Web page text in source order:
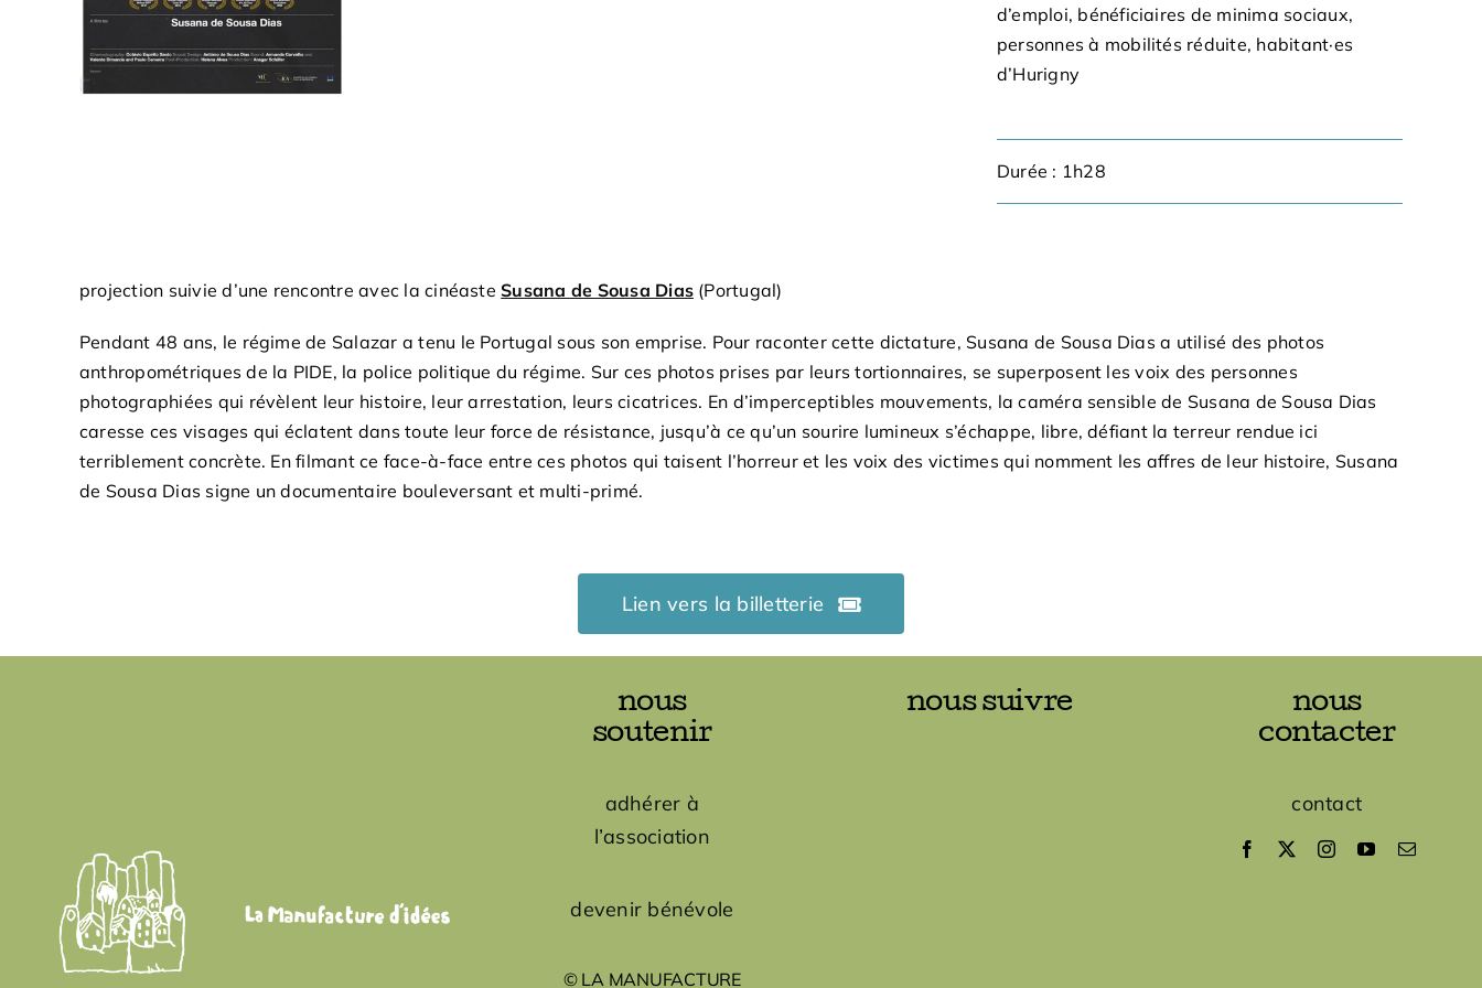
d’emploi, bénéficiaires de minima sociaux,
personnes à mobilités réduite, habitant·es
d’Hurigny
Durée : 1h28
projection suivie d’une rencontre avec la cinéasteSusana de Sousa Dias (Portugal)
Pendant 48 ans, le régime de Salazar a tenu le Portugal sous son emprise. Pour raconter cette dictature, Susana de Sousa Dias a utilisé des photos
anthropométriques de la PIDE, la police politique du régime. Sur ces photos prises par leurs tortionnaires, se superposent les voix des personnes
photographiées qui révèlent leur histoire, leur arrestation, leurs cicatrices. En d’imperceptibles mouvements, la caméra sensible de Susana de Sousa Dias
caresse ces visages qui éclatent dans toute leur force de résistance, jusqu’à ce qu’un sourire lumineux s’échappe, libre, défiant la terreur rendue ici
terriblement concrète. En filmant ce face-à-face entre ces photos qui taisent l’horreur et les voix des victimes qui nomment les affres de leur histoire, Susana
de Sousa Dias signe un documentaire bouleversant et multi-primé.
Lien vers la billetterie
nous
soutenir
adhérer à
l’association
devenir bénévole
© LA MANUFACTURE
nous suivre
nous
contacter
contact